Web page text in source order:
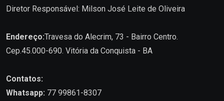
Diretor Responsável: Milson José Leite de Oliveira
Endereço:Travesa do Alecrim, 73 - Bairro Centro.
Cep.45.000-690. Vitória da Conquista - BA
Contatos:
Whatsapp: 77 99861-8307